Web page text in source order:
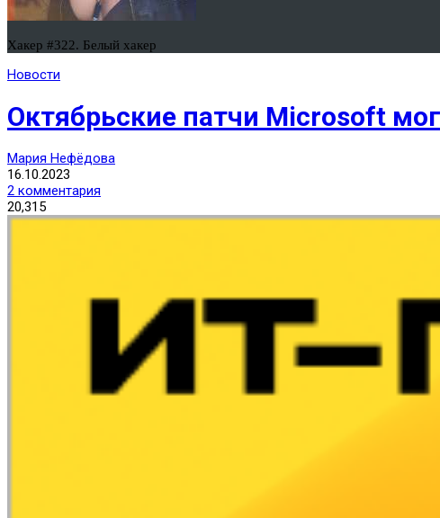
Хакер #322. Белый хакер
Новости
Октябрьские патчи Microsoft
Мария Нефёдова
16.10.2023
2 комментария
20,315